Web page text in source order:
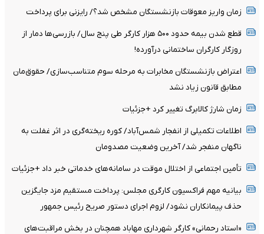
زمان واریز معوقات بازنشستگان مشخص شد؟/ رایزنی برای پرداخت
قطع شدن بیمه حدود ۵۰۰ هزار کارگر طی پنج سال/ بازرسی‌ها دمار از
روزگار کارگران ساختمانی درآورده!
اعتراض بازنشستگان مخابرات به مرحله سوم متناسب‌سازی/ حقوق‌مان
مطابق قانون زیاد نشد
زمان شارژ کالابرگ تغییر کرد +جزئیات
اطلاعات تکمیلی از انفجار شمس‌آباد/ کوره ریخته‌گری در اثر غفلت به
ناگهان منفجر شد/ آخرین وضعیت مصدومان
تأمین اجتماعی از اختلال موقت در سامانه‌های خدماتی خبر داد +جزئیات
بیانیه مهم فراکسیون کارگری مجلس: پرداخت مستقیم مزد جایگزین
حذف پیمانکاران نشود/ لزوم اجرای دستور صریح رئیس جمهور
«استاد رحمانی» کارگر شهرداری مهاباد همچنان در بخش مراقبت‌های